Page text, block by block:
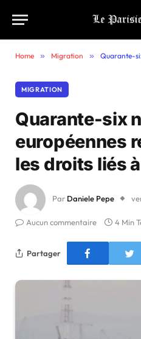
Home » Migration » Quarante-six
MIGRATION
Quarante-six
européennes
les droits liés
Par Daniele Pepe
Aucun commentaire 4 Min
Partager